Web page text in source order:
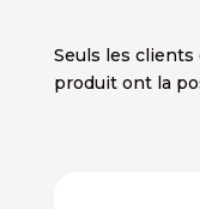
Seuls les
produit ont la